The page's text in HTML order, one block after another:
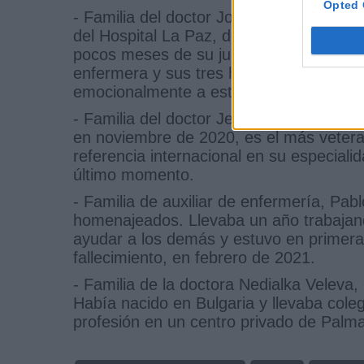
Opted
- Familia del doctor Joaquín Díaz
del Hospital La Paz, de Madrid. Perdió
pocos meses de su jubilación. Su
enfermera y sus tres hijas nacieron allí
emocionalmente a este centro
- Familia del doctor Jesús Algaba,
en noviembre de 2020, es el más
referencia internacional en su
último momento.
- Familia de auxiliar de enfermería,
homenajeados. Llevaba un año
ayudar a los demás y estuvo en
fallecimiento, en febrero de 2021.
- Familia de la doctora Nedialka
Había nacido en Bulgaria y llevaba
profesión en un centro privado de